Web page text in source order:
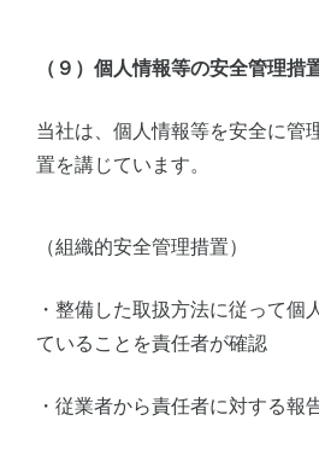
（９）個人情報等の安全管理措
当社は、個人情報等を安全に管
置を講じています。
（組織的安全管理措置）
・整備した取扱方法に従って個
ていることを責任者が確認
・従業者から責任者に対する報